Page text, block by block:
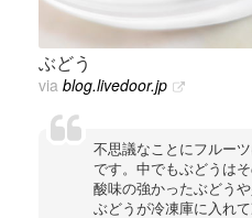
ぶどう
via blog.livedoor.jp
不思議なことにフルー
です。中でもぶどうは
酸味の強かったぶどう
ぶどうが冷凍庫に入れ